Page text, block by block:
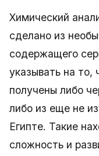
Химический
сделано из
содержащего
указывать на
получены либо
либо из еще не
Египте. Такие
сложность и